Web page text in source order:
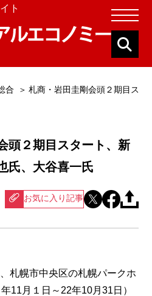
ト
合 札商・岩田圭剛会頭２期目ス
頭２期目スタート、新
氏、大谷喜一氏
お気に入り記事
札幌市中央区の札幌パークホ
11月１日～22年10月31日）